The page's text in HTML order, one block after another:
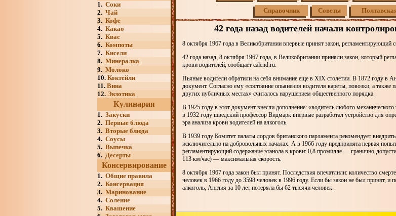
1. Соки
2. Чай
3. Кофе
4. Какао
5. Квас
6. Компоты
7. Кисели
8. Минералка
9. Молоко
10. Коктейли
11. Вина
12. Экзотика
Кулинария
1. Закуски
2. Первые блюда
3. Вторые блюда
4. Соусы
5. Выпечка
6. Десерты
Консервирование
1. Общие правила
2. Консервация
3. Маринование
4. Соление
5. Квашение
Справочник Советы
42 года назад водителей начали
8 октября 1967 года в Великобритании впервые принят закон, регламентирующий
42 года назад, 8 октября 1967 года, в Великобритании приняли закон, который
крови водителей, сообщает calend.ru.
Пьяные водители обратили на себя внимание еще в XIX столетии. В 1872 году в
документ. Согласно ему «состояние опьянения водителя кареты, повозки, а
других публичных местах» считалось нарушением общественного порядка.
В 1925 году в этот документ внесли дополнение: «водитель любого механического
в 1932 году шведский профессор Видмарк впервые разработал устройство для
эра анализа крови водителей на алкоголь.
В 1939 году Комитет палаты лордов британского парламента рекомендует
исключительно на добровольных началах. А в 1966 году предпринята первая
регламентирующий содержание этанола в крови: 0,8 промилле — гранично-
113 км/час) — максимальная скорость.
8 октября 1967 года закон был принят. Последствия впечатлили: количество
человек в 1966 году до 3598 человек в 1996 году. Если бы закон не был принят, и
алкоголь, Англия за 10 лет потеряла бы 62 тысячи человек.